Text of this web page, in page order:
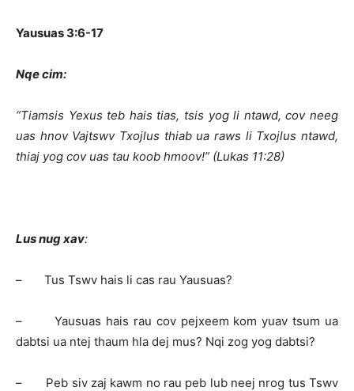
Yausuas 3:6-17
Nqe cim:
“Tiamsis Yexus teb hais tias, tsis yog li ntawd, cov neeg
uas hnov Vajtswv Txojlus thiab ua raws li Txojlus ntawd,
thiaj yog cov uas tau koob hmoov!” (Lukas 11:28)
Lus nug xav:
– Tus Tswv hais li cas rau Yausuas?
– Yausuas hais rau cov pejxeem kom yuav tsum ua
dabtsi ua ntej thaum hla dej mus? Nqi zog yog dabtsi?
– Peb siv zaj kawm no rau peb lub neej nrog tus Tswv